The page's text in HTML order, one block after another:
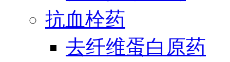
抗血栓药
去纤维蛋白原药